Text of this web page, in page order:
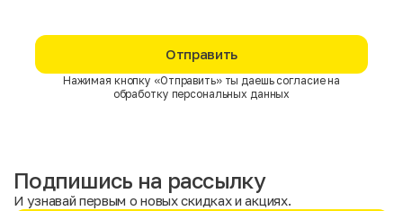
Отправить
Нажимая кнопку «Отправить» ты даешь согласие на
обработку персональных данных
Подпишись на рассылку
И узнавай первым о новых скидках и акциях.